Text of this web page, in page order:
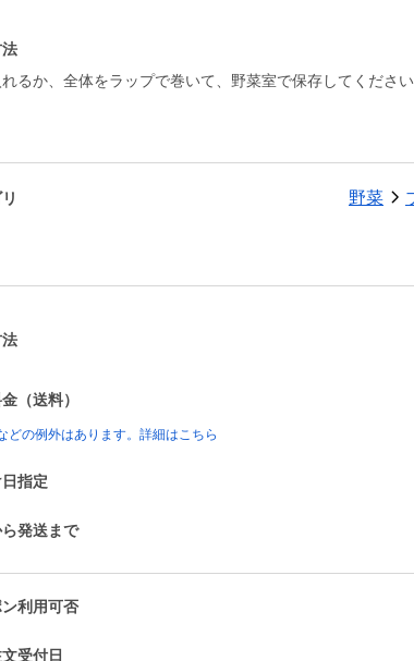
るか、全体をラップで巻いて、野菜室で保存してください
野菜
（送料）
どの例外はあります。詳細はこちら
指定
発送まで
利用可否
受付日